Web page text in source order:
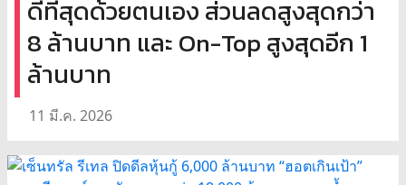
ดีที่สุดด้วยตนเอง ส่วนลดสูงสุดกว่า
8 ล้านบาท และ On-Top สูงสุดอีก 1
ล้านบาท
11 มี.ค. 2026